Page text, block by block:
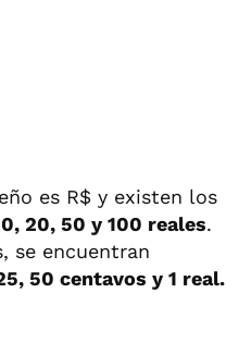
es R$ y existen los
20, 50 y 100 reales.
se encuentran
50 centavos y 1 real.